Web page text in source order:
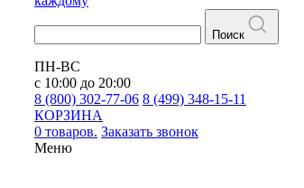
Поиск
ПН-ВС
с 10:00 до 20:00
8 (800) 302-77-06 8 (499) 348-15-11
КОРЗИНА
0 товаров. Заказать звонок
Меню